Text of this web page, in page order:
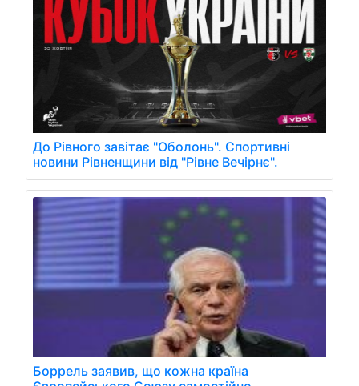
До Рівного завітає "Оболонь". Спортивні
новини Рівненщини від "Рівне Вечірнє".
Боррель заявив, що кожна країна